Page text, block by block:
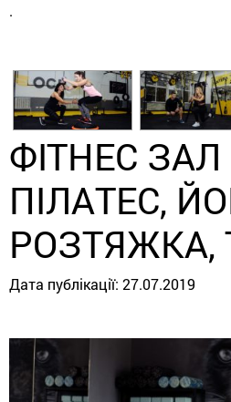
.
ФІТНЕС ЗАЛ
ПІЛАТЕС,
РОЗТЯЖКА,
Дата публікації: 27.07.2019